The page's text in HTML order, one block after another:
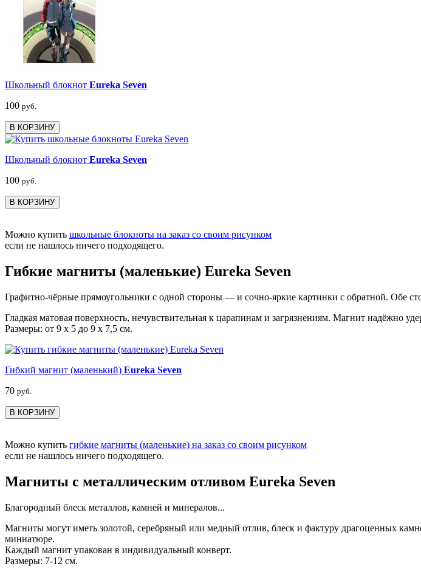
Школьный блокнот Eureka Seven
100 руб.
В КОРЗИНУ
Школьный блокнот Eureka Seven
100 руб.
В КОРЗИНУ
Можно купить школьные блокноты на заказ со своим рисунком
если не нашлось ничего подходящего.
Гибкие магниты (маленькие) Eureka Seven
Графитно-чёрные прямоугольники с одной стороны — и сочно-яркие картинки с обратной. Обе
Гладкая матовая поверхность, нечувствительная к царапинам и загрязнениям. Магнит надёжно
Размеры: от 9 х 5 до 9 х 7,5 см.
Гибкий магнит (маленький) Eureka Seven
70 руб.
В КОРЗИНУ
Можно купить гибкие магниты (маленькие) на заказ со своим рисунком
если не нашлось ничего подходящего.
Магниты с металлическим отливом Eureka Seven
Благородный блеск металлов, камней и минералов...
Магниты могут иметь золотой, серебряный или медный отлив, блеск и фактуру драгоценных
миниатюре.
Каждый магнит упакован в индивидуальный конверт.
Размеры: 7-12 см.